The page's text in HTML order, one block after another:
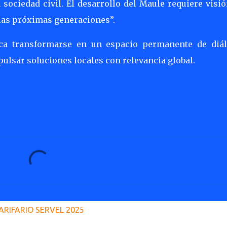
civil. El desarrollo del Maule requiere
próximas generaciones”.
transformarse en un espacio permanente de
soluciones locales con relevancia global.
SERVEL 2025